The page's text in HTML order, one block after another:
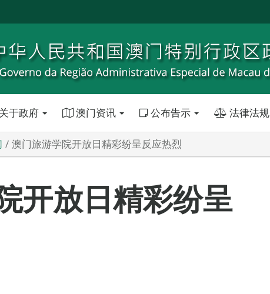
关于政府 澳门资讯 公布告示 法律法规
澳门旅游学院开放日精彩纷呈反应热烈
开放日精彩纷呈